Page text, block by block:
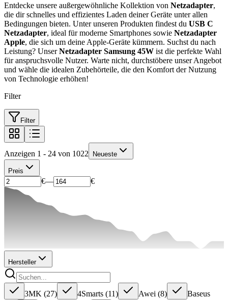
Entdecke unsere außergewöhnliche Kollektion von Netzadapter,
die dir schnelles und effizientes Laden deiner Geräte unter allen
Bedingungen bieten. Unter unseren Produkten findest du USB C
Netzadapter, ideal für moderne Smartphones sowie Netzadapter
Apple, die sich um deine Apple-Geräte kümmern. Suchst du nach
Leistung? UnserNetzadapter Samsung 45W ist die perfekte Wahl
für anspruchsvolle Nutzer. Warte nicht, durchstöbere unser Angebot
und wähle die idealen Zubehörteile, die den Komfort der Nutzung
von Technologie erhöhen!
Filter
Filter
Anzeigen 1 - 24 von 1022 Neueste
Preis
€— €
Hersteller
3MK (27) 4Smarts (11) Awei (8)
Baseus